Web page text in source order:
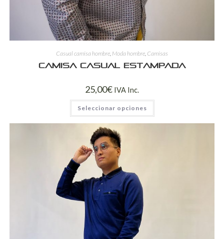
Casual camisa hombre, Moda hombre, Camisas
Camisa casual estampada
25,00€ IVA Inc.
Seleccionar opciones